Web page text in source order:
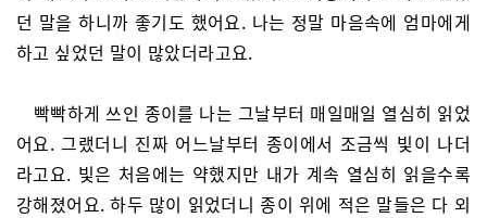
던 말을 하니까 좋기도 했어요. 나는 정말 마음속에 엄마에게
하고 싶었던 말이 많았더라고요.
빡빡하게 쓰인 종이를 나는 그날부터 매일매일 열심히 읽었
어요. 그랬더니 진짜 어느날부터 종이에서 조금씩 빛이 나더
라고요. 빛은 처음에는 약했지만 내가 계속 열심히 읽을수록
강해졌어요. 하두 많이 읽었더니 종이 위에 적은 말들은 다 외